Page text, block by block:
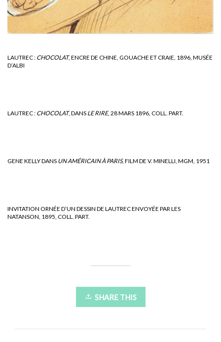
LAUTREC : CHOCOLAT, ENCRE DE CHINE, GOUACHE ET CRAIE, 1896, MUSÉE
D’ALBI
LAUTREC : CHOCOLAT, DANS LE RIRE, 28 MARS 1896, COLL. PART.
GENE KELLY DANS UN AMÉRICAIN À PARIS, FILM DE V. MINELLI, MGM, 1951
INVITATION ORNÉE D’UN DESSIN DE LAUTREC ENVOYÉE PAR LES
NATANSON, 1895, COLL. PART.
SHARE THIS